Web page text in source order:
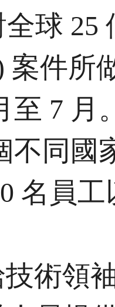
球 25
案件所
至 7
不同國
名員
技術領